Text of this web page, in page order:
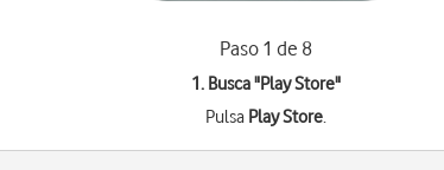
Paso 1 de 8
1. Busca "Play Store"
Pulsa Play Store.